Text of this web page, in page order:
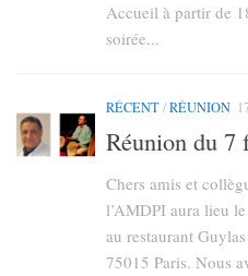
Accueil à partir de
soirée...
RÉCENT/RÉUNION
Réunion du 7
Chers amis et
l’AMDPI aura lieu
au restaurant
75015 Paris. Nous